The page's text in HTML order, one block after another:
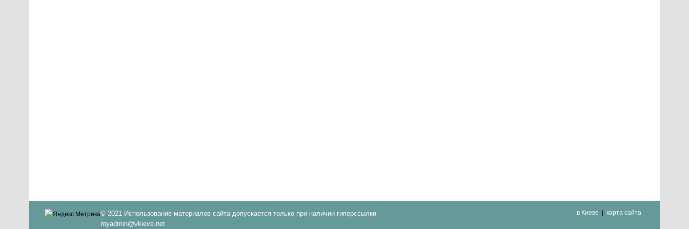
в Киеве карта сайта
© 2021 Использование материалов сайта допускается только при наличии гиперссылки
myadmin@vkieve.net